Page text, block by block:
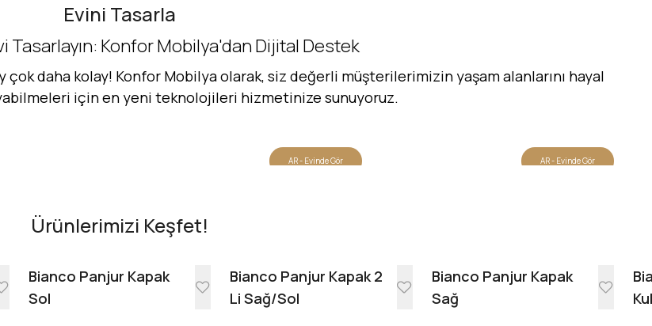
Evini Tasarla
Tasarlayın: Konfor Mobilya'dan Dijital Destek
daha kolay! Konfor Mobilya olarak, siz değerli müşterilerimizin yaşam alanlarını hayal
için en yeni teknolojileri hizmetinize sunuyoruz.
AR - Evinde Gör AR - Evinde Gör
Ürünlerimizi Keşfet!
Bianco Panjur Kapak
Sol
Bianco Panjur Kapak 2
Li Sağ/Sol
Bianco Panjur Kapak
Sağ